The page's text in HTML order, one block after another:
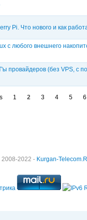
Pi. Что нового и как
с любого внешнего
провайдеров (без VPS, с
1 2 3 4 5 6
2008-2022 - Kurgan-